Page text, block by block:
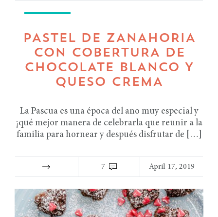
PASTEL DE ZANAHORIA
CON COBERTURA DE
CHOCOLATE BLANCO Y
QUESO CREMA
La Pascua es una época del año muy especial y
¡qué mejor manera de celebrarla que reunir a la
familia para hornear y después disfrutar de […]
7 April 17, 2019